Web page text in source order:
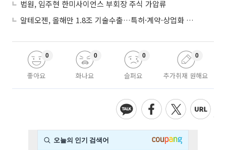
법원, 임주현 한미사이언스 부회장 주식 가압류
알테오젠, 올해만 1.8조 기술수출…특허·계약·상업화 ‘삼박자’
좋아요
0
화나요
0
슬퍼요
0
추가취재 원해요
0